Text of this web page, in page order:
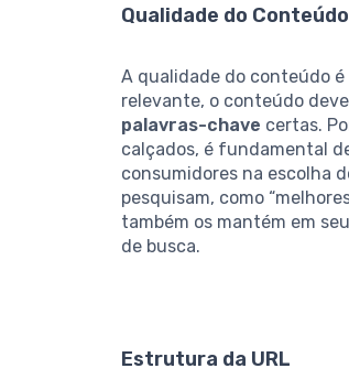
Qualidade do Conteúdo
A qualidade do conteúdo
relevante, o conteúdo
palavras-chave certas.
calçados, é fundamental
consumidores na escolha
pesquisam, como
também os mantém em
de busca.
Estrutura da URL